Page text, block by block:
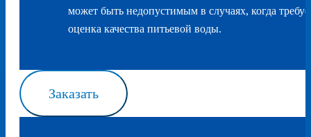
может быть недопустимым в случаях, когда
оценка качества питьевой воды.
Заказать